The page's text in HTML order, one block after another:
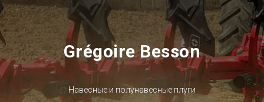
Grégoire Besson
Навесные и полунавесные плуги